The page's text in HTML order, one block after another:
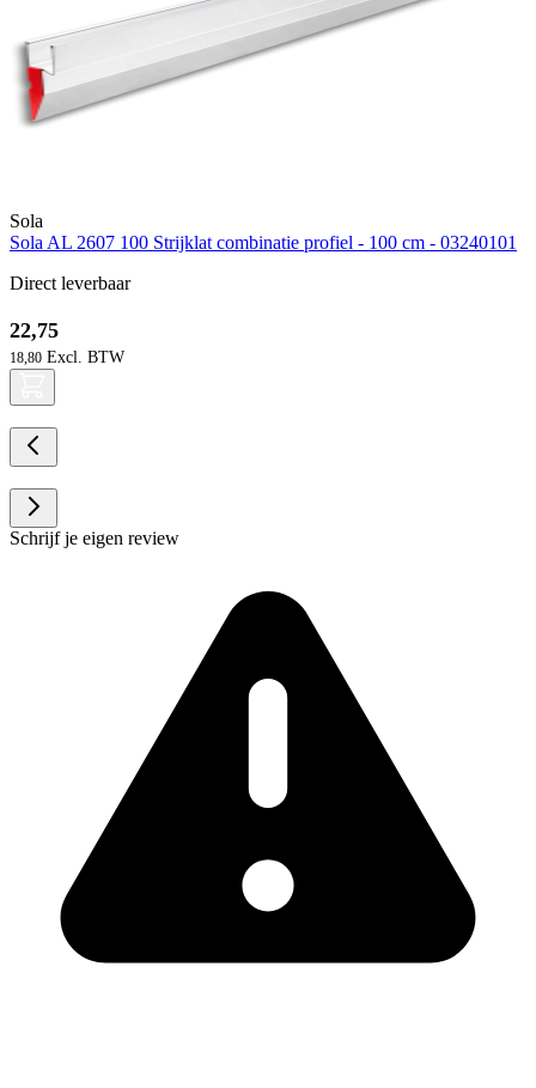
Sola
Sola AL 2607 100 Strijklat combinatie profiel - 100 cm - 03240101
Direct leverbaar
22,75
18,80
Schrijf je eigen review